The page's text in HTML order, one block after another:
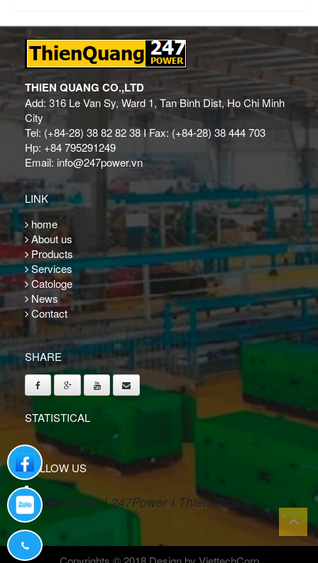
THIEN QUANG CO.,LTD
Add: 316 Le Van Sy, Ward 1, Tan Binh Dist, Ho Chi Minh
City
Tel: (+84-28) 38 82 82 38 I Fax: (+84-28) 38 444 703
Hp: +84 795291249
Email: info@247power.vn
LINK
home
About us
Products
Services
Catologe
News
Contact
SHARE
STATISTICAL
FOLLOW US
Generator I 247Power I Thien Quang
Liên hệ qua facebook
Liên hệ qua zalo
Hotline: (+84) 28 38828238